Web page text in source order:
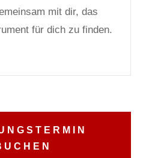
mit dir, das
für dich zu finden.